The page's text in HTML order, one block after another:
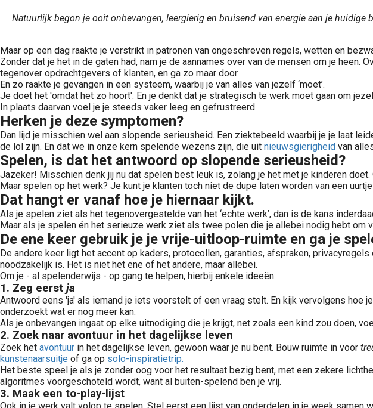
Natuurlijk begon je ooit onbevangen, leergierig en bruisend van energie aan je
Maar op een dag raakte je verstrikt in patronen van ongeschreven regels, wetten en
Zonder dat je het in de gaten had, nam je de aannames over van de mensen om je
tegenover opdrachtgevers of klanten, en ga zo maar door.
En zo raakte je gevangen in een systeem, waarbij je van alles van jezelf ‘moet’.
Je doet het 'omdat het zo hoort'. En je denkt dat je strategisch te werk moet gaan om
In plaats daarvan voel je je steeds vaker leeg en gefrustreerd.
Herken je deze symptomen?
Dan lijd je misschien wel aan slopende serieusheid. Een ziektebeeld waarbij je je laat
de lol zijn. En dat we in onze kern spelende wezens zijn, die uit nieuwsgierigheid van
Spelen, is dat het antwoord op slopende serieusheid?
Jazeker! Misschien denk jij nu dat spelen best leuk is, zolang je het met je kinderen
Maar spelen op het werk? Je kunt je klanten toch niet de dupe laten worden van een
Dat hangt er vanaf hoe je hiernaar kijkt.
Als je spelen ziet als het tegenovergestelde van het ‘echte werk’, dan is de kans
Maar als je spelen én het serieuze werk ziet als twee polen die je allebei nodig hebt om
De ene keer gebruik je je vrije-uitloop-ruimte en ga je
De andere keer ligt het accent op kaders, protocollen, garanties, afspraken,
noodzakelijk is. Het is niet het ene of het andere, maar allebei.
Om je - al spelenderwijs - op gang te helpen, hierbij enkele ideeën:
1. Zeg eerst ja
Antwoord eens 'ja' als iemand je iets voorstelt of een vraag stelt. En kijk vervolgens hoe
onderzoekt wat er nog meer kan.
Als je onbevangen ingaat op elke uitnodiging die je krijgt, net zoals een kind zou doen,
2. Zoek naar avontuur in het dagelijkse leven
Zoek het avontuur in het dagelijkse leven, gewoon waar je nu bent. Bouw ruimte in voor
kunstenaarsuitje of ga op solo-inspiratietrip.
Het beste speel je als je zonder oog voor het resultaat bezig bent, met een zekere
algoritmes voorgeschoteld wordt, want al buiten-spelend ben je vrij.
3. Maak een to-play-lijst